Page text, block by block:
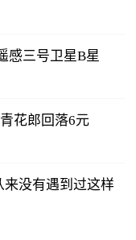
感三号卫星B星
花郎回落6元
没有遇到过这样